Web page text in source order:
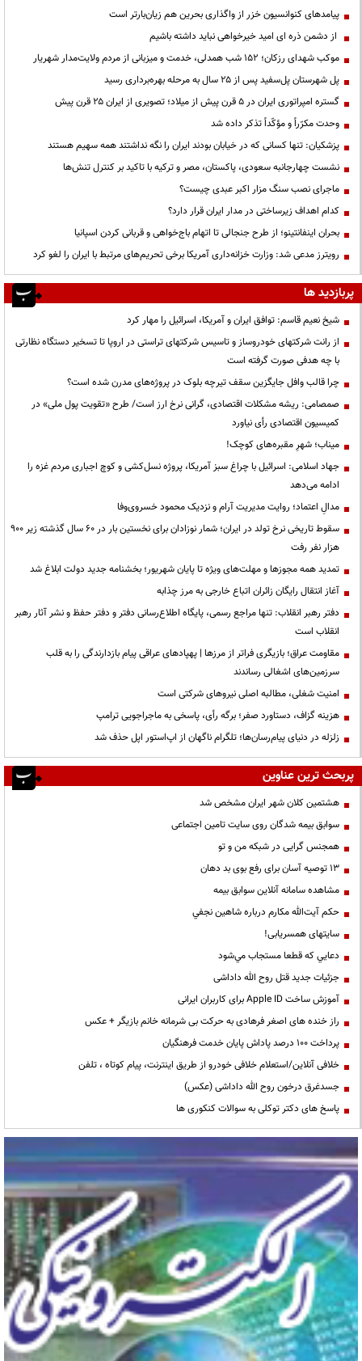
پیامدهای کنوانسیون خزر از واگذاری بحرین هم زیان‌بارتر است
از دشمن ذره ای امید خیرخواهی نباید داشته باشیم
موکب شهدای رزکان؛ ۱۵۲ شب همدلی، خدمت و میزبانی از مردم ولایت‌مدار شهریار
پل شهرستان پل‌سفید پس از ۲۵ سال به مرحله بهره‌برداری رسید
گستره امپراتوری ایران در ۵ قرن پیش از میلاد؛ تصویری از ایران ۲۵ قرن پیش
وحدت مکرّراً و مؤکّداً تذکر داده شد
پزشکیان: تنها کسانی که در خیابان بودند ایران را نگه نداشتند همه سهیم هستند
نشست چهارجانبه سعودی، پاکستان، مصر و ترکیه با تاکید بر کنترل تنش‌ها
ماجرای نصب سنگ مزار اکبر عبدی چیست؟
کدام اهداف زیرساختی در مدار ایران قرار دارد؟
بحران اینفانتینو؛ از طرح جنجالی تا اتهام باج‌خواهی و قربانی کردن اسپانیا
رویترز مدعی شد: وزارت خزانه‌داری آمریکا برخی تحریم‌های مرتبط با ایران را لغو کرد
پربازدید ها
شیخ نعیم قاسم: توافق ایران و آمریکا، اسرائیل را مهار کرد
از رانت‌ شرکتهای خودروساز و تاسیس شرکتهای تراستی در اروپا تا تسخیر دستگاه نظارتی
با چه هدفی صورت گرفته است
چرا قالب وافل جایگزین سقف تیرچه بلوک در پروژه‌های مدرن شده است؟
صمصامی: ریشه مشکلات اقتصادی، گرانی نرخ ارز است/ طرح «تقویت پول ملی» در
کمیسیون اقتصادی رأی نیاورد
میناب؛ شهرِ مقبره‌های کوچک!
جهاد اسلامی: اسرائیل با چراغ سبز آمریکا، پروژه نسل‌کشی و کوچ اجباری مردم غزه را
ادامه می‌دهد
مدالِ اعتماد؛ روایت مدیریت آرام و نزدیک محمود خسروی‌وفا
سقوط تاریخی نرخ تولد در ایران؛ شمار نوزادان برای نخستین بار در ۶۰ سال گذشته زیر ۹۰۰
هزار نفر رفت
تمدید همه مجوزها و مهلت‌های ویژه تا پایان شهریور؛ بخشنامه جدید دولت ابلاغ شد
آغاز انتقال رایگان زائران اتباع خارجی به مرز چذابه
دفتر رهبر انقلاب: تنها مراجع رسمی، پایگاه اطلاع‌رسانی دفتر و دفتر حفظ و نشر آثار رهبر
انقلاب است
مقاومت عراق؛ بازیگری فراتر از مرزها | پهپادهای عراقی پیام بازدارندگی را به قلب
سرزمین‌های اشغالی رساندند
‌امنیت شغلی، مطالبه اصلی نیروهای شرکتی است
هزینه گزاف، دستاورد صفر؛ برگه رأی، پاسخی به ماجراجویی ترامپ
زلزله در دنیای پیام‌رسان‌ها؛ تلگرام ناگهان از اپ‌استور اپل حذف شد
پربحث ترین عناوین
هشتمین کلان شهر ایران مشخص شد
سوابق بیمه شدگان روی سایت تامین اجتماعی
همجنس گرایی در شبکه من و تو
13 توصیه آسان برای رفع بوی بد دهان
مشاهده سامانه آنلاين سوابق بیمه
حكم آيت‌الله مكارم درباره شاهين نجفي
سایتهای همسریابی!
دعايي كه قطعا مستجاب مي‌شود
جزئیات جدید قتل روح الله داداشی
آموزش ساخت Apple ID برای کاربران ایرانی
راز خنده های اصغر فرهادی به حرکت بی شرمانه خانم بازیگر + عکس
پرداخت ۱۰۰ درصد پاداش پایان خدمت فرهنگیان
خلافی آنلاین/استعلام خلافی خودرو از طریق اینترنت، پیام کوتاه ، تلفن
جسدغرق درخون روح الله داداشی (عکس)
پاسخ های دکتر توکلی به سوالات کنکوری ها